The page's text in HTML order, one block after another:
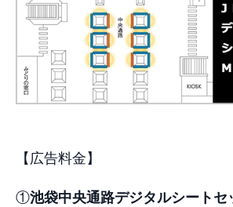
【 広告料金 】
①池袋中央通路デジタルシートセ